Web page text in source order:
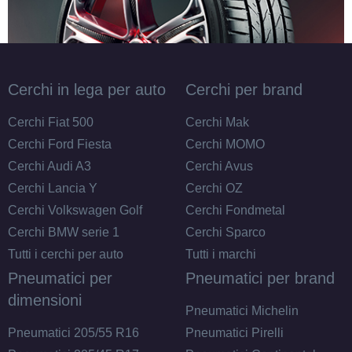
Esaurito
5x114.3
Foro centrale: 73mm
Esaurito
Foro centrale: 73mm
Esaurito
MAK Koln Silver 5 fori
16" 6.5X16 ET45 5x114.3
Cerchi in lega per auto
Cerchi Fiat 500
Cerchi Ford Fiesta
Cerchi Audi A3
Cerchi Lancia Y
Cerchi Volkswagen Golf
Cerchi BMW serie 1
Tutti i cerchi per auto
Cerchi per brand
Cerchi Mak
Cerchi MOMO
Cerchi Avus
Cerchi OZ
Cerchi Fondmetal
Cerchi Sparco
Tutti i marchi
Pneumatici per
dimensioni
Pneumatici 205/55 R16
Pneumatici per brand
Pneumatici Michelin
Pneumatici Pirelli